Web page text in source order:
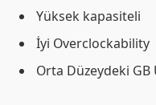
Yüksek kapasiteli
İyi Overclockability
Orta Düzeydeki GB